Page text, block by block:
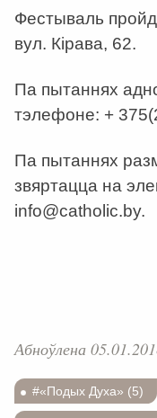
Фестываль
вул. Кірава, 62.
Па пытаннях
тэлефоне: +
Па пытаннях
звяртацца на
info@catholic.by.
Абноўлена
#«Подых Духа» (5)